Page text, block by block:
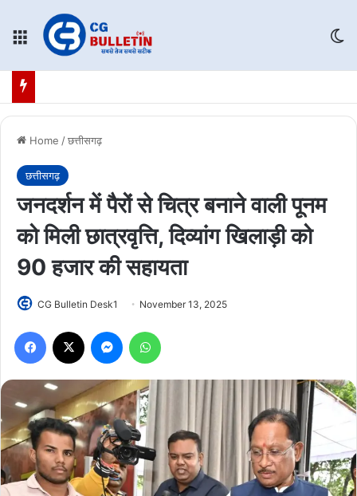
Menu
Home /छत्तीसगढ़
छत्तीसगढ़
जनदर्शन में पैरों से चित्र बनाने वाली पूनम
को मिली छात्रवृत्ति, दिव्यांग खिलाड़ी को
90 हजार की सहायता
CG Bulletin Desk1 November 13, 2025
Facebook Messenger